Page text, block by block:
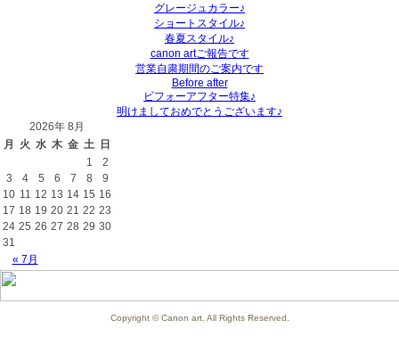
グレージュカラー♪
ショートスタイル♪
春夏スタイル♪
canon artご報告です
営業自粛期間のご案内です
Before after
ビフォーアフター特集♪
明けましておめでとうございます♪
2026年 8月
月
火 水 木 金 土 日
« 7月
1
2
3
4 5 6 7 8
9
10 11 12 13 14 15 16
17 18 19 20 21 22 23
24 25 26 27 28 29 30
31
Copyright © Canon art. All Rights Reserved.